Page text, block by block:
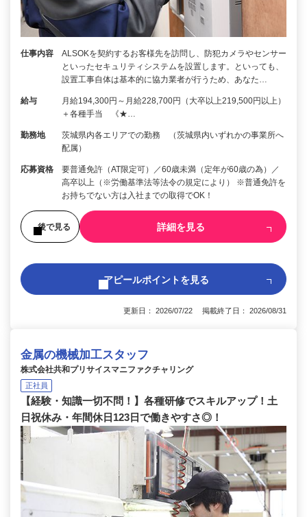
仕事内容
ALSOKを契約するお客様先を訪問し、防犯カメラやセンサー
といったセキュリティシステムを設置します。といっても、
設置工事自体は基本的に協力業者が行うため、あなた…
給与
月給194,300円～月給228,700円（大卒以上219,500円以上）
＋各種手当 《★…
勤務地
茨城県内各エリアでの勤務 （茨城県内いずれかの事業所へ
配属）
応募資格
要普通免許（AT限定可）／60歳未満（定年が60歳の為）／
高卒以上（※労働基準法等法令の規定により） ※普通免許を
お持ちでない方は入社までの取得でOK！
後で見る 詳細を見る
アピールポイントを見る
更新日： 2026/07/22 掲載終了日： 2026/08/31
金属の機械加工スタッフ
株式会社共和プリサイスマニファクチャリング
正社員
【経験・知識一切不問！】各種研修でスキルアップ！土
日祝休み・年間休日123日で働きやすさ◎！